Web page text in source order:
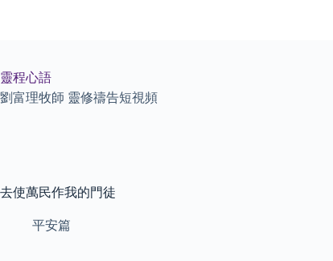
靈程心語
劉富理牧師 靈修禱告短視頻
去使萬民作我的門徒
平安篇